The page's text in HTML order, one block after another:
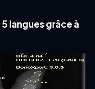
langues grâce à